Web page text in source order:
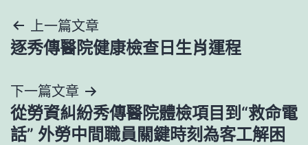
文
章
導
覽
上一篇文章
逐秀傳醫院健康檢查日生肖運程
下一篇文章
從勞資糾紛秀傳醫院體檢項目到“救命電
話” 外勞中間職員關鍵時刻為客工解困